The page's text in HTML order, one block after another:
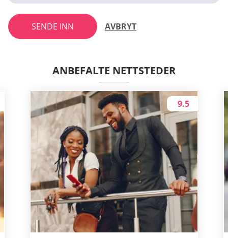
SENDE INN AVBRYT
ANBEFALTE NETTSTEDER
9.5